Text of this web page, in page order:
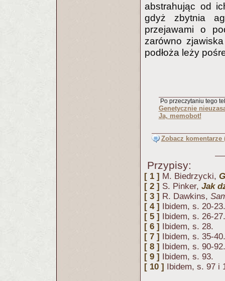
abstrahując od
gdyż zbytnia
przejawami o
zarówno
podłoża leży
Po przeczytaniu tego
Genetycznie
Ja, memobot!
Zobacz komentarze
Przypisy:
[ 1 ] M. Biedrzycki,
[ 2 ] S. Pinker, Jak
[ 3 ] R. Dawkins,
[ 4 ] Ibidem, s. 20-23.
[ 5 ] Ibidem, s. 26-27.
[ 6 ] Ibidem, s. 28.
[ 7 ] Ibidem, s. 35-40.
[ 8 ] Ibidem, s. 90-92.
[ 9 ] Ibidem, s. 93.
[ 10 ] Ibidem, s. 97 i